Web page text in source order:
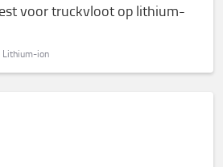
voor truckvloot op lithium-
Lithium-ion